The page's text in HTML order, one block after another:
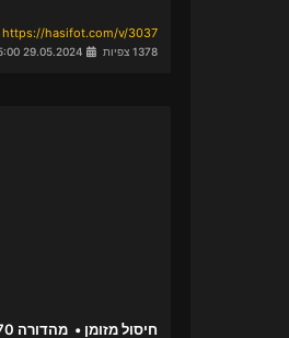
https://hasifot.com/v/3037
1378 צפיות